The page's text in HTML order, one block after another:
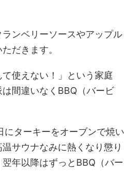
ンベリーソースやアップル
だきます。
て使えない！」という家庭
間違いなくBBQ（バービ
ターキーをオーブンで焼い
サウナなみに熱くなり懲り
年以降はずっとBBQ（バー